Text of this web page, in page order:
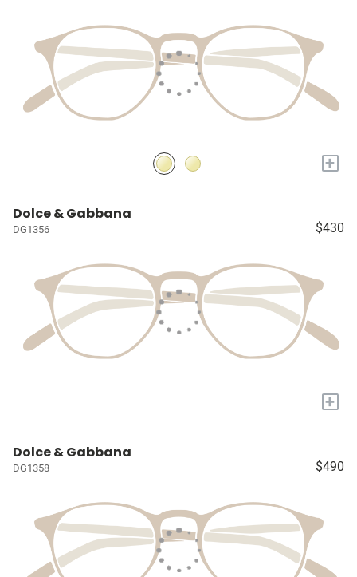
+
Dolce & Gabbana
DG1356 $430
+
Dolce & Gabbana
DG1358 $490